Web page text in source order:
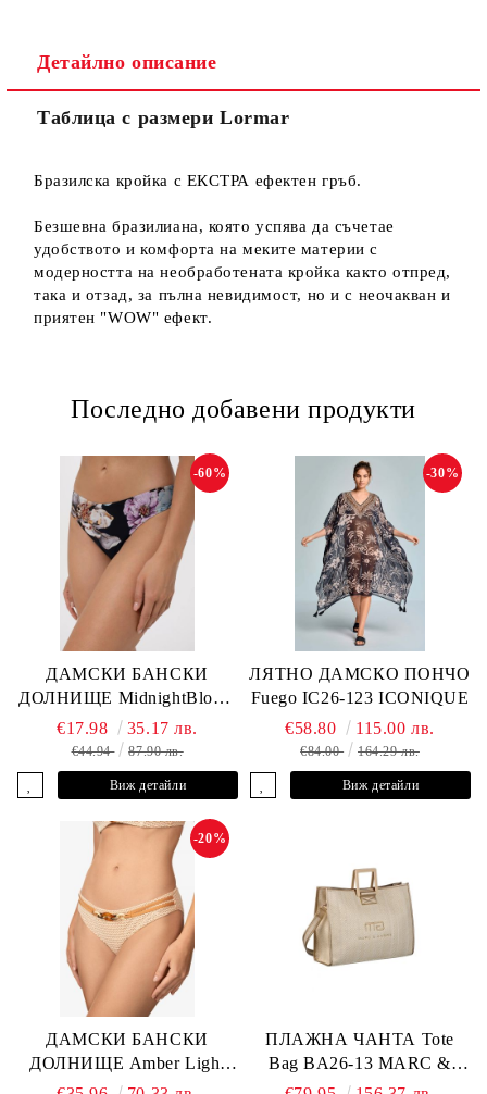
Детайлно описание
Таблица с размери Lormar
Бразилска кройка с ЕКСТРА ефектен гръб.
Безшевна бразилиана, която успява да съчетае
удобството и комфорта на меките материи с
модерността на необработената кройка както отпред,
така и отзад, за пълна невидимост, но и с неочакван и
приятен "WOW" ефект.
Последно добавени продукти
ДАМСКИ БАНСКИ
ДОЛНИЩЕ MidnightBloom
L2505-Z-MCR MARC &
ANDRE
-60%
€17.98 35.17 лв.
€44.94 87.90 лв.
Виж детайли
ЛЯТНО ДАМСКО ПОНЧО
Fuego IC26-123 ICONIQUE
-30%
€58.80 115.00 лв.
€84.00 164.29 лв.
Виж детайли
ДАМСКИ БАНСКИ
ДОЛНИЩЕ Amber Light
L2605-Z-MCB MARC &
-20%
ПЛАЖНА ЧАНТА Tote
Bag BA26-13 MARC &
ANDRE